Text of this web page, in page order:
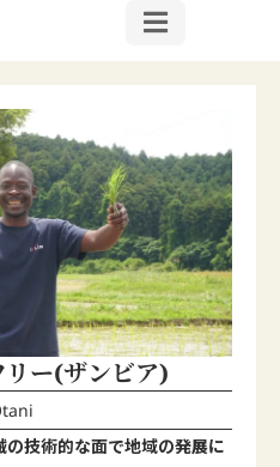
リー(ザンビア)
の技術的な面で地域の発展に